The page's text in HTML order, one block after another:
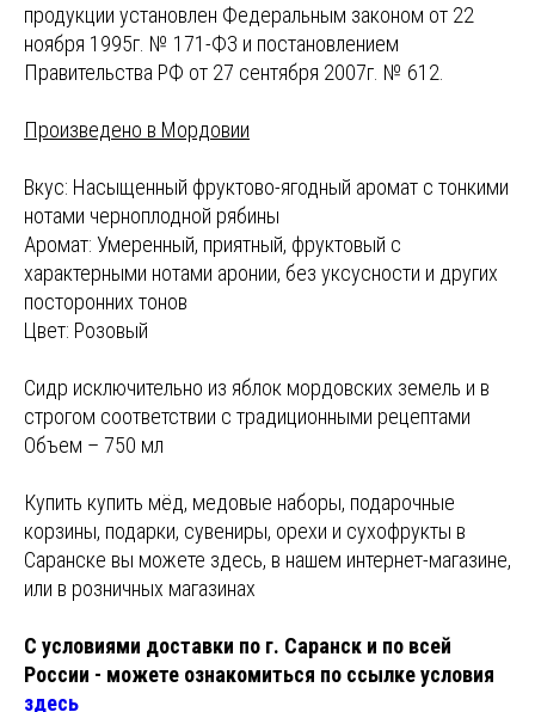
продукции установлен Федеральным законом от 22
ноября 1995г. № 171-ФЗ и постановлением
Правительства РФ от 27 сентября 2007г. № 612.
Произведено в Мордовии
Вкус: Насыщенный фруктово-ягодный аромат с тонкими
нотами черноплодной рябины
Аромат: Умеренный, приятный, фруктовый с
характерными нотами аронии, без уксусности и других
посторонних тонов
Цвет: Розовый
Сидр исключительно из яблок мордовских земель и в
строгом соответствии с традиционными рецептами
Объем – 750 мл
Купить купить мёд, медовые наборы, подарочные
корзины, подарки, сувениры, орехи и сухофрукты в
Саранске вы можете здесь, в нашем интернет-магазине,
или в розничных магазинах
С условиями доставки по г. Саранск и по всей
России - можете ознакомиться по ссылке условия
здесь